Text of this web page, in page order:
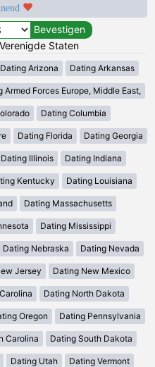
Staten
Dating Arizona Dating Arkansas
Armed Forces Europe, Middle East,
Dating Columbia
Dating Florida Dating Georgia
Dating Illinois Dating Indiana
Kentucky Dating Louisiana
Dating Massachusetts
Dating Mississippi
Dating Nebraska Dating Nevada
Jersey Dating New Mexico
Dating North Dakota
Oregon Dating Pennsylvania
Carolina Dating South Dakota
Dating Utah Dating Vermont